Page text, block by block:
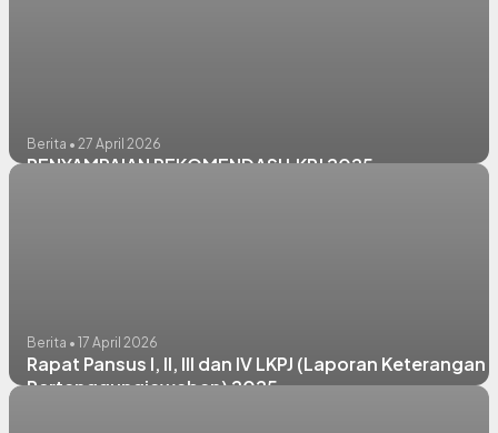
Berita • 27 April 2026
PENYAMPAIAN REKOMENDASI LKPJ 2025
Berita • 17 April 2026
Rapat Pansus I, II, III dan IV LKPJ (Laporan Keterangan
Pertanggungjawaban) 2025